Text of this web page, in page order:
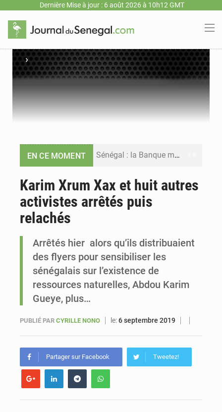
Dernière Mise à jour : 6 août 2026 à 10h12 GMT
›
EN CE MOMENT Sénégal : la Banque mondiale annonce un financement de 340 milliards FCFA pour soutenir les priorités de la Vision Sénégal 2050
Sénégal : Ousmane Diagne prêtera serment le 11 août comme président du Conseil constitutionnel
Karim Xrum Xax et huit autres
activistes arrêtés puis
relachés
Arrêtés hier alors qu’ils distribuaient
des flyers pour sensibiliser les
sénégalais sur l’existence de
ressources naturelles, Abdou Karim
Gueye, plus…
PUBLIÉ PAR CYRILLE NONO le:6 septembre 2019
Partager sur Facebook Tweetez!